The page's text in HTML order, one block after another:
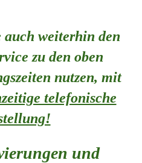
auch weiterhin den
zu den oben
nutzen, mit
telefonische
und